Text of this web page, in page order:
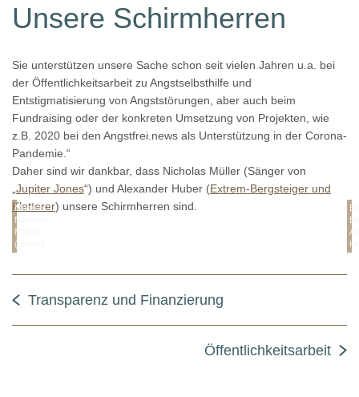
Unsere Schirmherren
Sie unterstützen unsere Sache schon seit vielen Jahren u.a. bei
der Öffentlichkeitsarbeit zu Angstselbsthilfe und
Entstigmatisierung von Angststörungen, aber auch beim
Fundraising oder der konkreten Umsetzung von Projekten, wie
z.B. 2020 bei den Angstfrei.news als Unterstützung in der Corona-
Pandemie.“
Daher sind wir dankbar, dass Nicholas Müller (Sänger von
Jupiter Jones“) und Alexander Huber (Extrem-Bergsteiger und
Kletterer) unsere Schirmherren sind.
Musiker
Nicholas
Müller
(rechts)
Transparenz und Finanzierung
Öffentlichkeitsarbeit